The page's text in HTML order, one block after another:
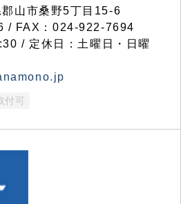
山市桑野5丁目15-6
/ FAX：024-922-7694
/ 定休日：土曜日・日曜
付可